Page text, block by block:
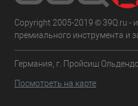
Copyright 2005-2019 © 39Q.ru -
премиального инструмента и
Германия, г. Пройсиш
Посмотреть на карте